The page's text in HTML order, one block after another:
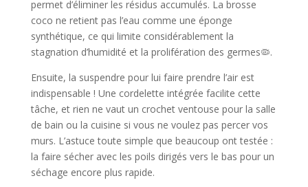
permet d’éliminer les résidus accumulés. La brosse
coco ne retient pas l’eau comme une éponge
synthétique, ce qui limite considérablement la
stagnation d’humidité et la prolifération des germes🦠.
Ensuite, la suspendre pour lui faire prendre l’air est
indispensable ! Une cordelette intégrée facilite cette
tâche, et rien ne vaut un crochet ventouse pour la salle
de bain ou la cuisine si vous ne voulez pas percer vos
murs. L’astuce toute simple que beaucoup ont testée :
la faire sécher avec les poils dirigés vers le bas pour un
séchage encore plus rapide.